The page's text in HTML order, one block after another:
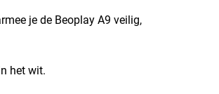
je de Beoplay A9 veilig,
het wit.